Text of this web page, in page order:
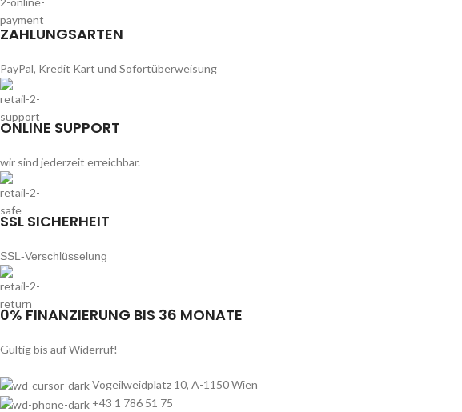
ZAHLUNGSARTEN
PayPal, Kredit Kart und Sofortüberweisung
ONLINE SUPPORT
wir sind jederzeit erreichbar.
SSL SICHERHEIT
SSL-Verschlüsselung
0% FINANZIERUNG BIS 36 MONATE
Gültig bis auf Widerruf!
Vogeilweidplatz 10, A-1150 Wien
+43 1 786 51 75